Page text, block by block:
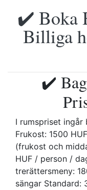
✔️ Boka
Billiga
✔️
I rumspriset ingår
Frukost: 1500
(frukost och
HUF / person /
trerättersmeny:
sängar Standard: